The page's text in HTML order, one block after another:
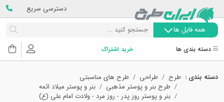
دسترسی سریع
همه فایل ها
دسته بندی ها خرید اشتراک
دسته بندی : طرح طراحی
طرح های مناسبتی
طرح بنر و پوستر مذهبی
بنر و پوستر میلاد ائمه
بنر و پوستر روز پدر - روز مرد - ولادت امام علی (ع)